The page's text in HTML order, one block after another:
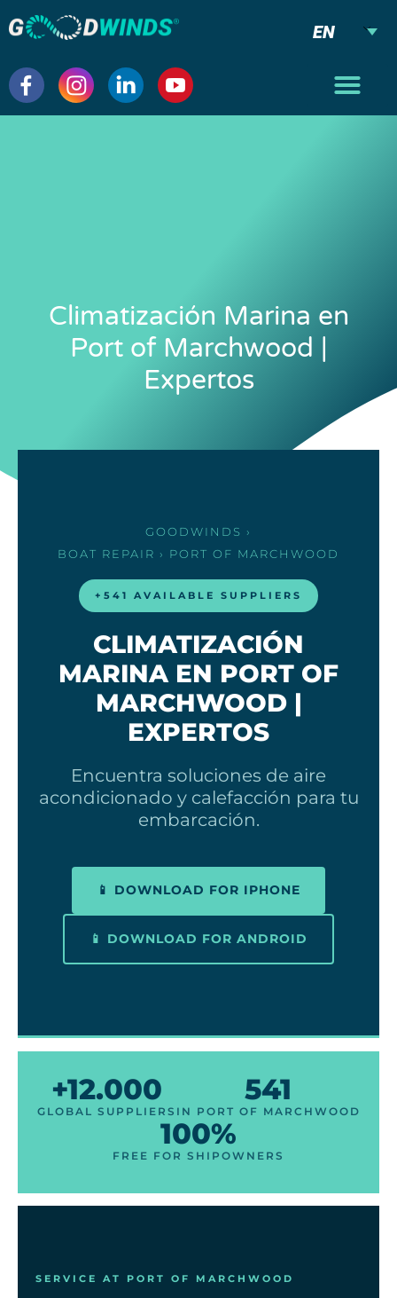
EN
Climatización Marina en
Port of Marchwood |
Expertos
GOODWINDS ›
BOAT REPAIR › PORT OF MARCHWOOD
+541 AVAILABLE SUPPLIERS
CLIMATIZACIÓN
MARINA EN PORT OF
MARCHWOOD |
EXPERTOS
Encuentra soluciones de aire
acondicionado y calefacción para tu
embarcación.
📱 DOWNLOAD FOR IPHONE
📱 DOWNLOAD FOR ANDROID
+12.000
GLOBAL SUPPLIERS
541
IN PORT OF MARCHWOOD
100%
FREE FOR SHIPOWNERS
SERVICE AT PORT OF MARCHWOOD